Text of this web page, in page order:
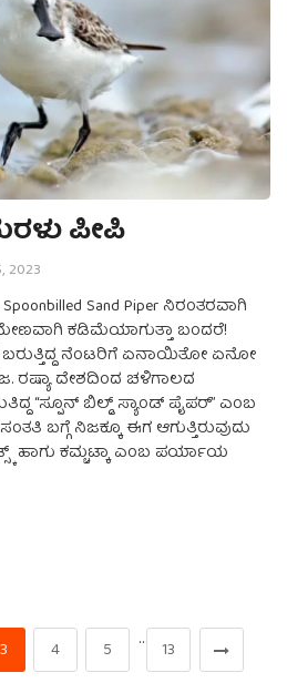
ಪೀಪಿ
2023
Sand Piper ನಿರಂತರವಾಗಿ
ಕಡಿಮೆಯಾಗುತ್ತಾ ಬಂದರೆ!
ಬರುತ್ತಿದ್ದ ನೆಂಟರಿಗೆ ಏನಾಯಿತೋ ಏನೋ
ರಷ್ಯಾ ದೇಶದಿಂದ ಚಳಿಗಾಲದ
“ಸ್ಪೂನ್ ಬಿಲ್ಡ್ ಸ್ಯಾಂಡ್ ಪೈಪರ್” ಎಂಬ
ಬಗ್ಗೆ ನಿಜಕ್ಕೂ ಈಗ ಆಗುತ್ತಿರುವುದು
ಹಾಗು ಕಮ್ಚಟ್ಕಾ ಎಂಬ ಪರ್ಯಾಯ
3 4 5 … 13